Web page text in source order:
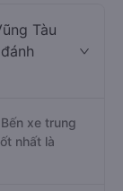
Tàu
xe trung
nhất là